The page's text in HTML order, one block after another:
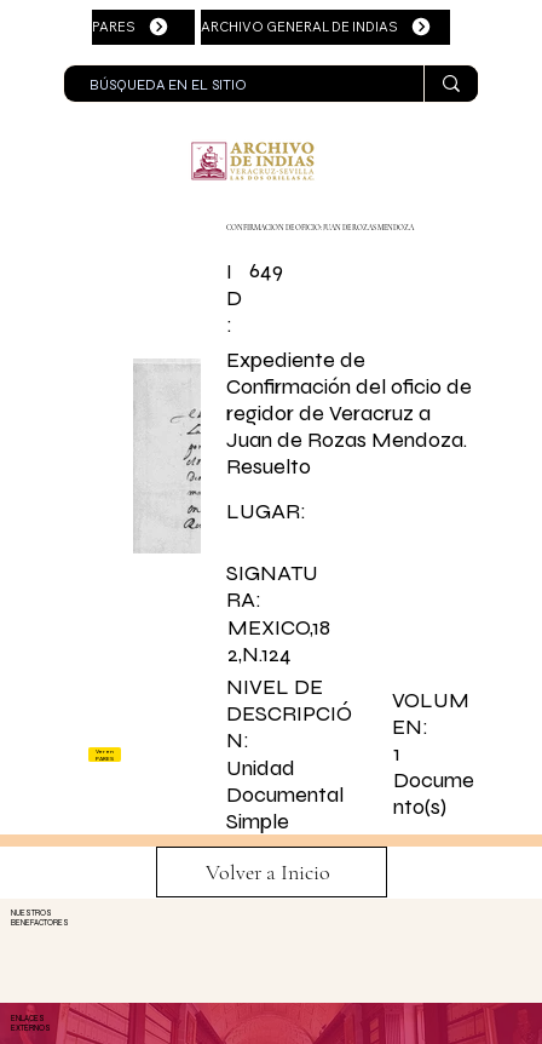
PARES ARCHIVO GENERAL DE INDIAS
CONFIRMACION DE OFICIO: JUAN DE ROZAS MENDOZA
I
D
:
649
Expediente de
Confirmación del oficio de
regidor de Veracruz a
Juan de Rozas Mendoza.
Resuelto
SIGNATU
RA:
MEXICO,18
2,N.124
LUGAR:
NIVEL DE
DESCRIPCIÓ
N:
Unidad
Documental
Simple
Ver en
PARES
VOLUM
EN:
1
Docume
nto(s)
Volver a Inicio
NUESTROS
BENEFACTORES
ENLACES
EXTERNOS